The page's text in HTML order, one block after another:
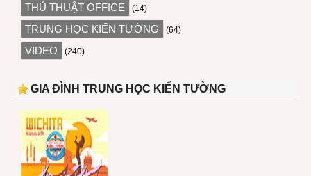
THỦ THUẬT OFFICE (14)
TRUNG HỌC KIẾN TƯỜNG (64)
VIDEO (240)
GIA ĐÌNH TRUNG HỌC KIẾN TƯỜNG